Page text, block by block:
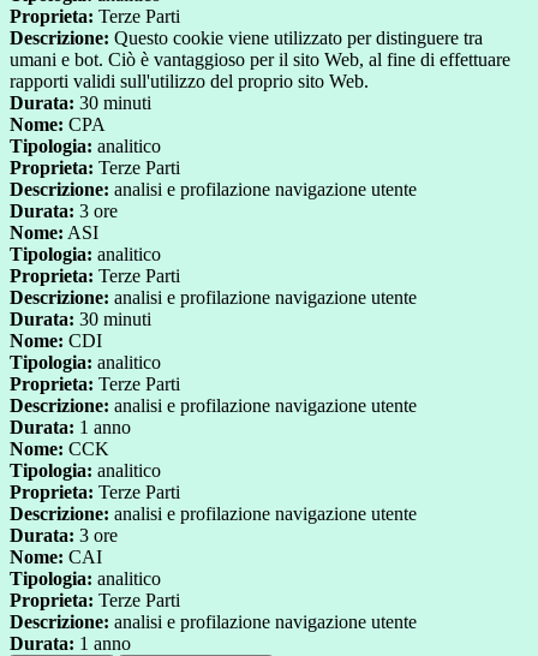
Proprieta: Terze Parti
Descrizione: Questo cookie viene utilizzato per distinguere tra
umani e bot. Ciò è vantaggioso per il sito Web, al fine di effettuare
rapporti validi sull'utilizzo del proprio sito Web.
Durata: 30 minuti
Nome: CPA
Tipologia: analitico
Proprieta: Terze Parti
Descrizione: analisi e profilazione navigazione utente
Durata: 3 ore
Nome: ASI
Tipologia: analitico
Proprieta: Terze Parti
Descrizione: analisi e profilazione navigazione utente
Durata: 30 minuti
Nome: CDI
Tipologia: analitico
Proprieta: Terze Parti
Descrizione: analisi e profilazione navigazione utente
Durata: 1 anno
Nome: CCK
Tipologia: analitico
Proprieta: Terze Parti
Descrizione: analisi e profilazione navigazione utente
Durata: 3 ore
Nome: CAI
Tipologia: analitico
Proprieta: Terze Parti
Descrizione: analisi e profilazione navigazione utente
Durata: 1 anno